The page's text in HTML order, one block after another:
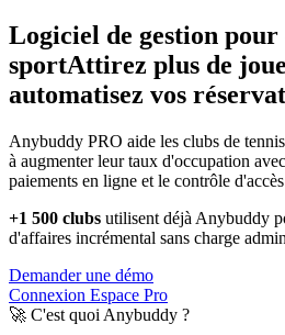
Logiciel de gestion pour
sportAttirez plus de
automatisez vos
Anybuddy PRO aide les clubs de
à augmenter leur taux d'occupation
paiements en ligne et le contrôle
+1 500 clubs utilisent déjà Anybuddy
d'affaires incrémental sans charge
Demander une démo
Connexion Espace Pro
🚀 C'est quoi Anybuddy ?